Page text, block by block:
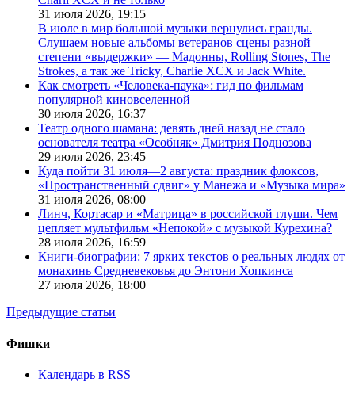
31 июля 2026, 19:15
В июле в мир большой музыки вернулись гранды.
Слушаем новые альбомы ветеранов сцены разной
степени «выдержки» — Мадонны, Rolling Stones, The
Strokes, а так же Tricky, Charlie XCX и Jack White.
Как смотреть «Человека-паука»: гид по фильмам
популярной киновселенной
30 июля 2026, 16:37
Театр одного шамана: девять дней назад не стало
основателя театра «Особняк» Дмитрия Поднозова
29 июля 2026, 23:45
Куда пойти 31 июля—2 августа: праздник флоксов,
«Пространственный сдвиг» у Манежа и «Музыка мира»
31 июля 2026, 08:00
Линч, Кортасар и «Матрица» в российской глуши. Чем
цепляет мультфильм «Непокой» с музыкой Курехина?
28 июля 2026, 16:59
Книги-биографии: 7 ярких текстов о реальных людях от
монахинь Средневековья до Энтони Хопкинса
27 июля 2026, 18:00
Предыдущие статьи
Фишки
Календарь в RSS